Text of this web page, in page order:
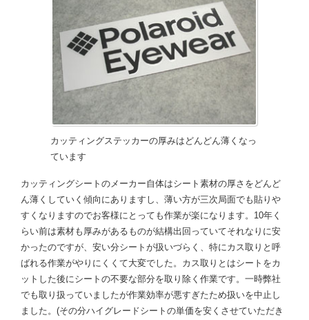
カッティングステッカーの厚みはどんどん薄くなっ
ています
カッティングシートのメーカー自体はシート素材の厚さをどんど
ん薄くしていく傾向にありますし、薄い方が三次局面でも貼りや
すくなりますのでお客様にとっても作業が楽になります。10年く
らい前は素材も厚みがあるものが結構出回っていてそれなりに安
かったのですが、安い分シートが扱いづらく、特にカス取りと呼
ばれる作業がやりにくくて大変でした。カス取りとはシートをカ
ットした後にシートの不要な部分を取り除く作業です。一時弊社
でも取り扱っていましたが作業効率が悪すぎたため扱いを中止し
ました。(その分ハイグレードシートの単価を安くさせていただき